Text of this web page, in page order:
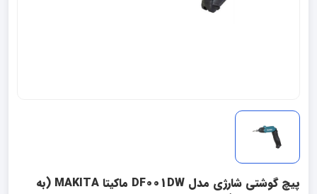
پیچ گوشتی شارژی مدل DF001DW ماکیتا MAKITA (به